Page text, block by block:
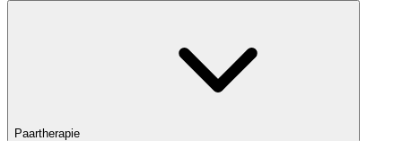
Paartherapie